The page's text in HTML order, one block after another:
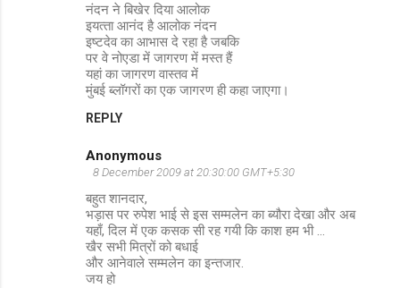
नंदन ने बिखेर दिया आलोक
इयत्‍ता आनंद है आलोक नंदन
इष्‍टदेव का आभास दे रहा है जबकि
पर वे नोएडा में जागरण में मस्‍त हैं
यहां का जागरण वास्‍तव में
मुंबई ब्‍लॉगरों का एक जागरण ही कहा जाएगा।
REPLY
Anonymous
8 December 2009 at 20:30:00 GMT+5:30
बहुत शानदार,
भड़ास पर रुपेश भाई से इस सम्मलेन का ब्यौरा देखा और अब
यहाँ, दिल में एक कसक सी रह गयी कि काश हम भी ...
खैर सभी मित्रों को बधाई
और आनेवाले सम्मलेन का इन्तजार.
जय हो